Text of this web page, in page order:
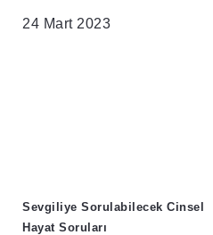
24 Mart 2023
Sevgiliye Sorulabilecek Cinsel
Hayat Soruları